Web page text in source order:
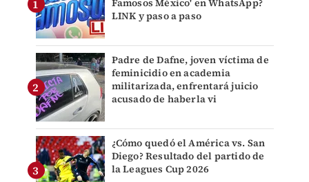
Famosos México' en WhatsApp?
LINK y paso a paso
Padre de Dafne, joven víctima de
feminicidio en academia
militarizada, enfrentará juicio
acusado de haberla vi
¿Cómo quedó el América vs. San
Diego? Resultado del partido de
la Leagues Cup 2026